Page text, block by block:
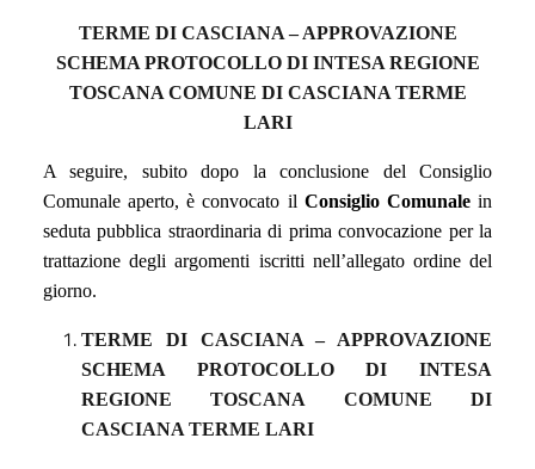
TERME DI CASCIANA – APPROVAZIONE
SCHEMA PROTOCOLLO DI INTESA REGIONE
TOSCANA COMUNE DI CASCIANA TERME
LARI
A seguire, subito dopo la conclusione del Consiglio
Comunale aperto, è convocato il Consiglio Comunalein
seduta pubblica straordinaria di prima convocazione per la
trattazione degli argomenti iscritti nell’allegato ordine del
giorno.
TERME DI CASCIANA – APPROVAZIONE
SCHEMA PROTOCOLLO DI INTESA
REGIONE TOSCANA COMUNE DI
CASCIANA TERME LARI